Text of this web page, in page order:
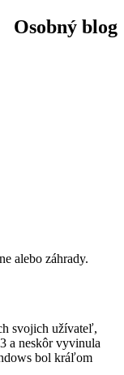
Osobný blog
alebo záhrady.
svojich užívateľ,
a neskôr vyvinula
bol kráľom